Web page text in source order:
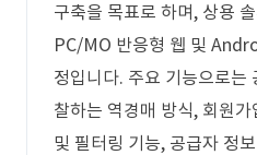
구축을 목표로 하며, 상용
PC/MO 반응형 웹 및
정입니다. 주요 기능으로는
찰하는 역경매 방식, 회원가
및 필터링 기능, 공급자 정